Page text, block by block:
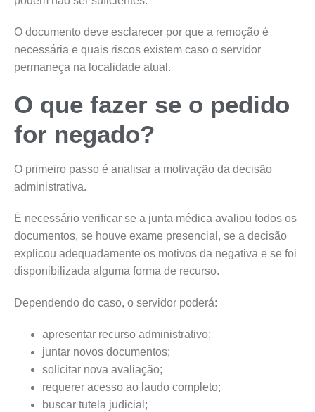
O documento deve esclarecer por que a remoção é
necessária e quais riscos existem caso o servidor
permaneça na localidade atual.
O que fazer se o pedido
for negado?
O primeiro passo é analisar a motivação da decisão
administrativa.
É necessário verificar se a junta médica avaliou todos os
documentos, se houve exame presencial, se a decisão
explicou adequadamente os motivos da negativa e se foi
disponibilizada alguma forma de recurso.
Dependendo do caso, o servidor poderá:
apresentar recurso administrativo;
juntar novos documentos;
solicitar nova avaliação;
requerer acesso ao laudo completo;
buscar tutela judicial;